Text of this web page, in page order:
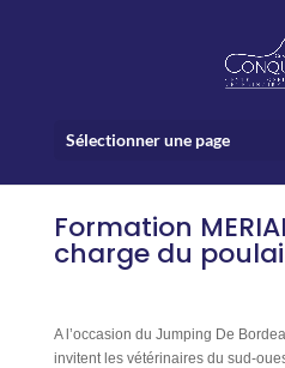
Sélectionner une page
Formation
charge du
A l’occasion du Jumping De
invitent les vétérinaires du sud-